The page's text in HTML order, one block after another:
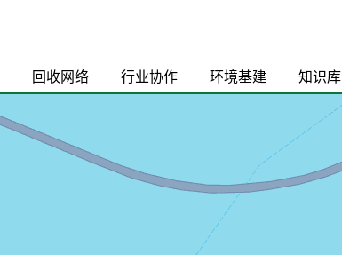
回收网络 行业协作 环境基建 知识库